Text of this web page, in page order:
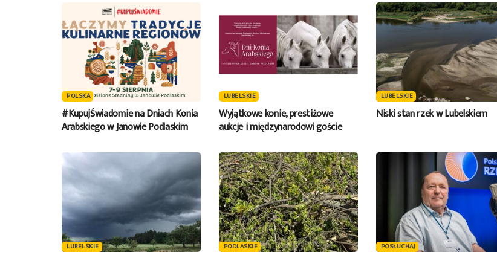
POLSKA
#KupujŚwiadomie na Dniach Konia
Arabskiego w Janowie Podlaskim
LUBELSKIE
Wyjątkowe konie, prestiżowe
aukcje i międzynarodowi goście
LUBELSKIE
Niski stan rzek w Lubelskiem
LUBELSKIE PODLASKIE POSŁUCHAJ